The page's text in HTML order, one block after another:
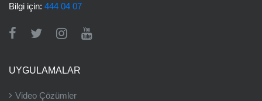
Bilgi için: 444 04 07
UYGULAMALAR
Video Çözümler